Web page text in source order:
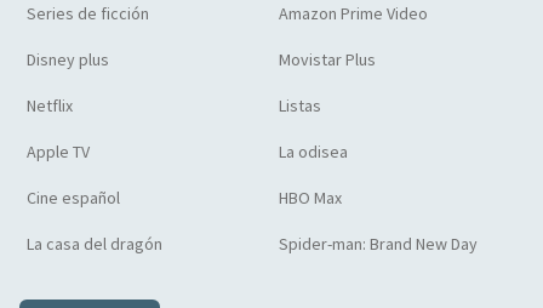
Series de ficción Amazon Prime Video
Disney plus Movistar Plus
Netflix Listas
Apple TV La odisea
Cine español HBO Max
La casa del dragón Spider-man: Brand New Day